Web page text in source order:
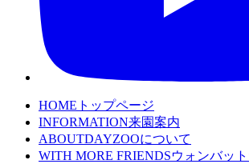
HOME トップページ
INFORMATION来園案内
ABOUTDAYZOOについて
WITH MORE FRIENDSウォンバッ